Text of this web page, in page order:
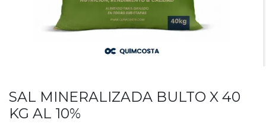
SAL MINERALIZADA BULTO X 40
KG AL 10%